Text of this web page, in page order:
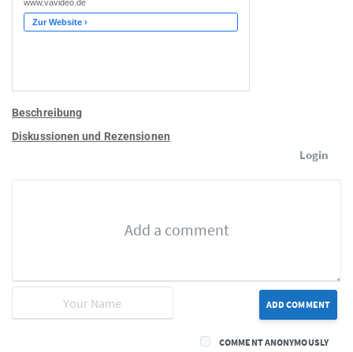
Beschreibung
Diskussionen und Rezensionen
Login
ADD COMMENT
COMMENT ANONYMOUSLY